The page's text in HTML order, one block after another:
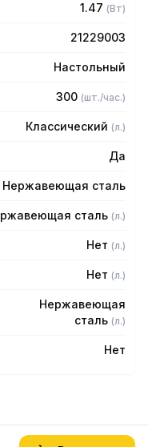
1.47 (Вт)
21229003
Настольный
300 (шт./час.)
Классический (л.)
Да
Нержавеющая сталь
сталь (л.)
Нет (л.)
Нет (л.)
Нержавеющая
сталь (л.)
Нет